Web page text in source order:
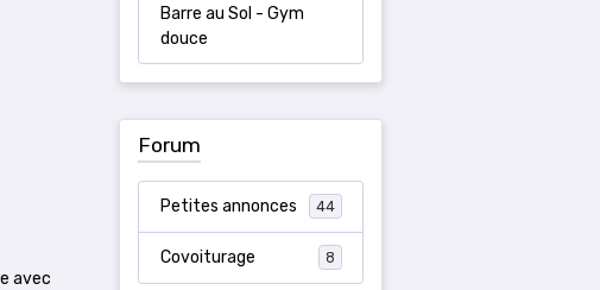
avec
Barre au Sol - Gym
douce
Forum
Petites annonces 44
Covoiturage 8